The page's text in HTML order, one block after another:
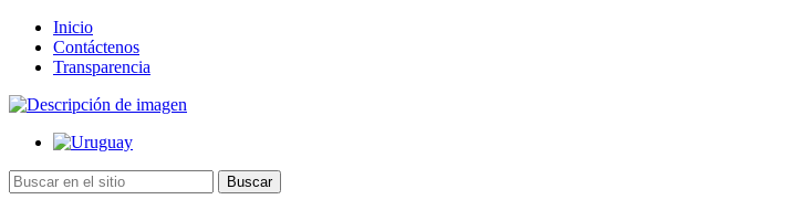
Inicio
Contáctenos
Transparencia